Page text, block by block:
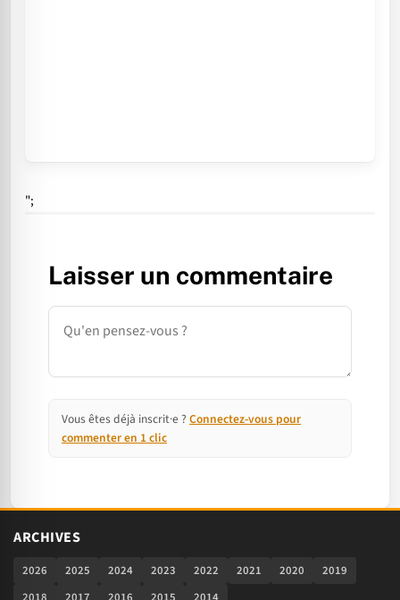
";
Laisser un commentaire
Commentaire
Vous êtes déjà inscrit·e ? Connectez-vous pour
commenter en 1 clic
ARCHIVES
2026 2025 2024 2023 2022 2021 2020
2019